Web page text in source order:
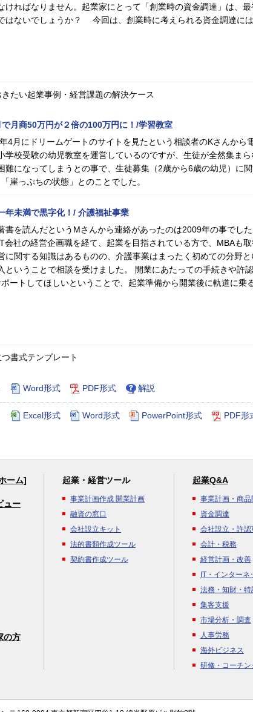
ければなりません。起業家にとって「創業時の資金調達」は、
はないでしょうか？ 今回は、創業時に考えられる資金調達に
たい起業事例・経営課題の解決ケース
月商50万円が２倍の100万円に！/学習教室
4月にドリームゲートのサイトを見たという相談者のKさんから
学校受験の幼児教室を運営しているのですが、生徒が全然集ま
難になってしまうとの事で、生徒募集（2歳から6歳の幼児）に
崖っぷちの状態」とのことでした。
年未満で黒字化！/ 介護福祉事業
書を読んだというMさんから連絡があったのは2009年の事でし
会社の経営企画職を経て、起業を目指されている方で、MBAも
に関する知識はあるものの、介護事業はまったく初めての分野
ということで相談を受けました。 開業にあたっての手続きや許
ートしてほしいということで、起業準備から開業後に軌道に乗
書式テンプレート
Word形式 PDF形式 解説
Excel形式 Word形式 PowerPoint形式 PDF形
ーム]
ュー
の方
起業・経営ツール
事業計画作成 開業計画
融資の窓口
会社設立キット
法的書類作成ツール
契約書作成ツール
起業Q&A
事業計画・商品
資金調達
会社設立・許認
会計・税務
経営計画・改善
IT・インターネ
法務・知財・特
集客支援
市場分析・調査
人事労務
海外ビジネス
研修・コーチン